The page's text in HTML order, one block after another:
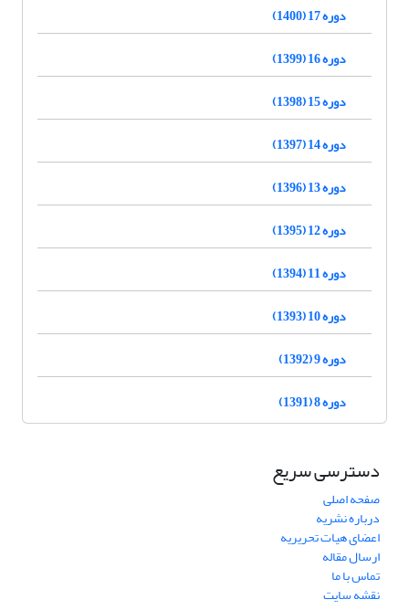
دوره 17 (1400)
دوره 16 (1399)
دوره 15 (1398)
دوره 14 (1397)
دوره 13 (1396)
دوره 12 (1395)
دوره 11 (1394)
دوره 10 (1393)
دوره 9 (1392)
دوره 8 (1391)
دسترسی سریع
صفحه اصلی
درباره نشریه
اعضای هیات تحریریه
ارسال مقاله
تماس با ما
نقشه سایت